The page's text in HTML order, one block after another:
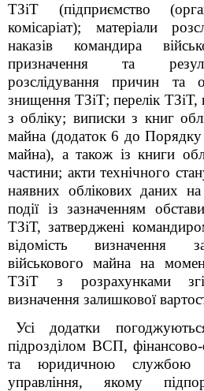
ТЗіТ (підприємство
комісаріат); матеріали
наказів командира
призначення та
розслідування причин та
знищення ТЗіТ; перелік
з обліку; виписки з книг
майна (додаток 6 до Порядку
майна), а також із книги
частини; акти технічного
наявних облікових даних
події із зазначенням
ТЗіТ, затверджені
відомість визначення
військового майна на
ТЗіТ з розрахунками
визначення залишкової
Усі додатки
підрозділом ВСП,
та юридичною службою
управління, якому